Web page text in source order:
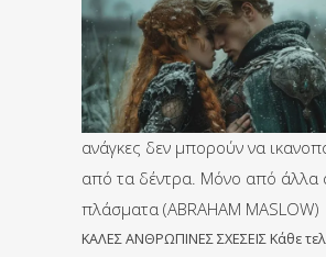
ανάγκες δεν μπορούν να
από τα δέντρα. Μόνο από άλλα
πλάσματα (ABRAHAM MASLOW)
ΚΑΛΕΣ ΑΝΘΡΩΠΙΝΕΣ ΣΧΕΣΕΙΣ Κάθε